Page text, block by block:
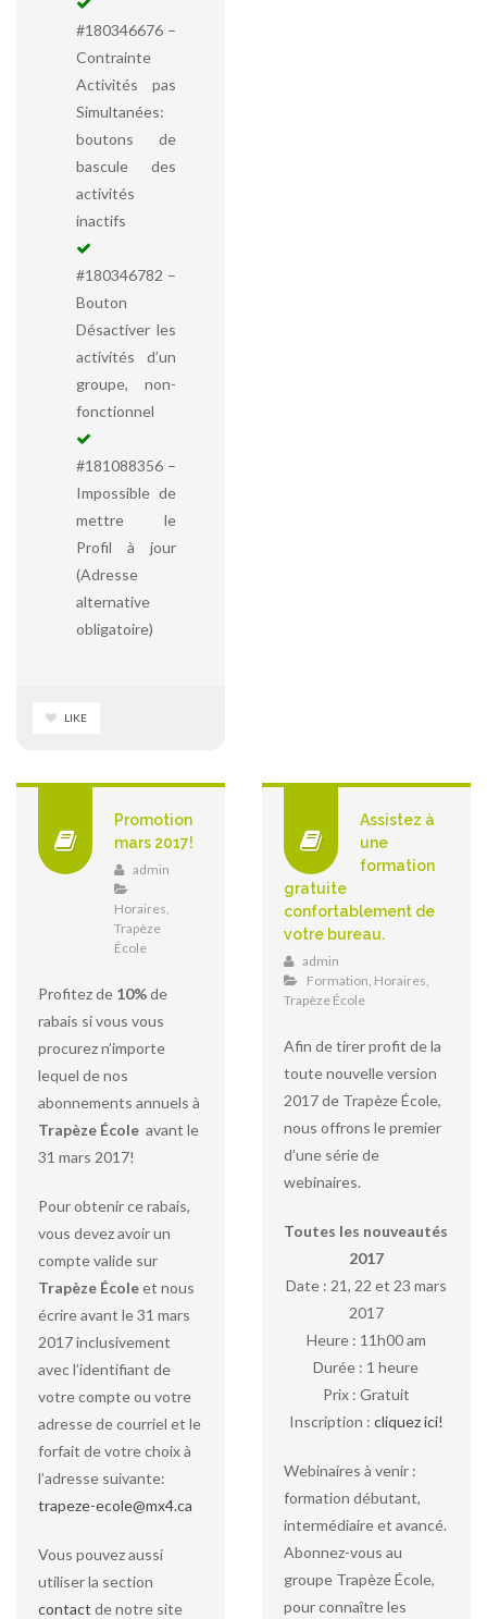
#180346676 –
Contrainte
Activités pas
Simultanées:
boutons de
bascule des
activités
inactifs
#180346782 –
Bouton
Désactiver les
activités d’un
groupe, non-
fonctionnel
#181088356 –
Impossible de
mettre le
Profil à jour
(Adresse
alternative
obligatoire)
LIKE
Promotion
mars 2017!
admin
Horaires,
Trapèze
École
Profitez de 10%de
rabais si vous vous
procurez n’importe
lequel de nos
abonnements annuels à
Trapèze École avant le
31 mars 2017!
Pour obtenir ce rabais,
vous devez avoir un
compte valide sur
Trapèze Écoleet nous
écrire avant le 31 mars
2017 inclusivement
avec l’identifiant de
votre compte ou votre
adresse de courriel et le
forfait de votre choix à
l’adresse suivante:
trapeze-ecole@mx4.ca
Vous pouvez aussi
utiliser la section
contact de notre site
Assistez à
une
formation
gratuite
confortablement de
votre bureau.
admin
Formation, Horaires,
Trapèze École
Afin de tirer profit de la
toute nouvelle version
2017 de Trapèze École,
nous offrons le premier
d’une série de
webinaires.
Toutes les nouveautés
2017
Date : 21, 22 et 23 mars
2017
Heure : 11h00 am
Durée : 1 heure
Prix : Gratuit
Inscription : cliquez ici!
Webinaires à venir :
formation débutant,
intermédiaire et avancé.
Abonnez-vous au
groupe Trapèze École,
pour connaître les